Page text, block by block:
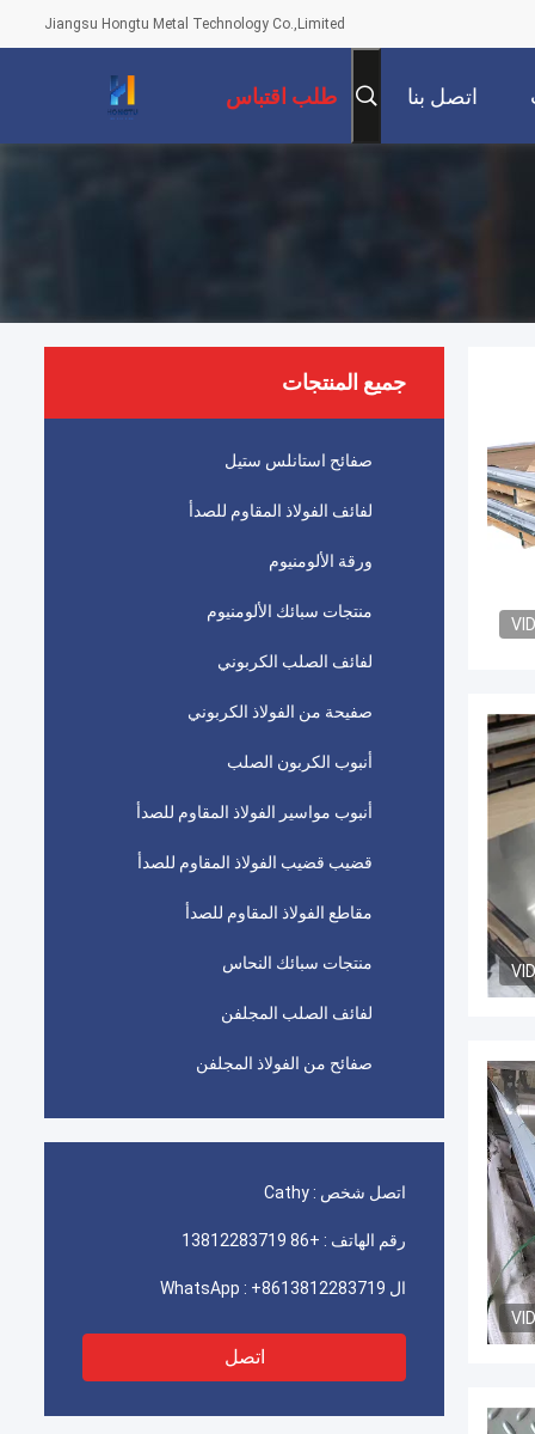
Jiangsu Hongtu Metal Technology Co.,Limited
اتصل بنا طلب اقتباس
جميع المنتجات
صفائح استانلس ستيل
لفائف الفولاذ المقاوم للصدأ
ورقة الألومنيوم
منتجات سبائك الألومنيوم
لفائف الصلب الكربوني
صفيحة من الفولاذ الكربوني
أنبوب الكربون الصلب
أنبوب مواسير الفولاذ المقاوم للصدأ
قضيب قضيب الفولاذ المقاوم للصدأ
مقاطع الفولاذ المقاوم للصدأ
منتجات سبائك النحاس
لفائف الصلب المجلفن
صفائح من الفولاذ المجلفن
اتصل شخص : Cathy
رقم الهاتف : +86 13812283719
ال WhatsApp : +8613812283719
اتصل